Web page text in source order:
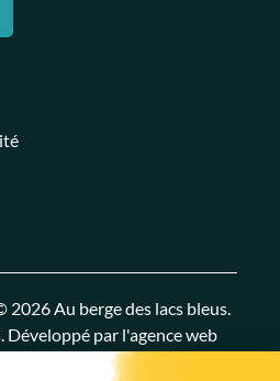
Au berge des lacs bleus.
Développé par l'agence web